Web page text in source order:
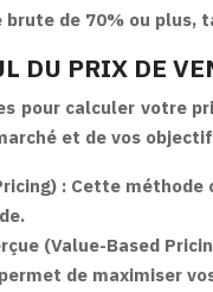
de 70% ou plus,
DU PRIX DE
pour calculer votre
et de vos
: Cette méthode
(Value-Based
de maximiser